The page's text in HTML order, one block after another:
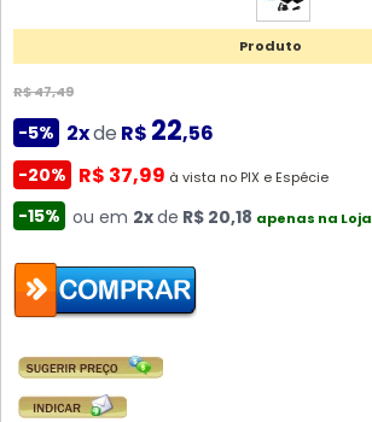
Produto
R$ 47,49
-5% 2xde R$ 22,56
-20% R$ 37,99 à vista no PIX e Espécie
-15% ou em 2xde R$ 20,18 apenas na Loja